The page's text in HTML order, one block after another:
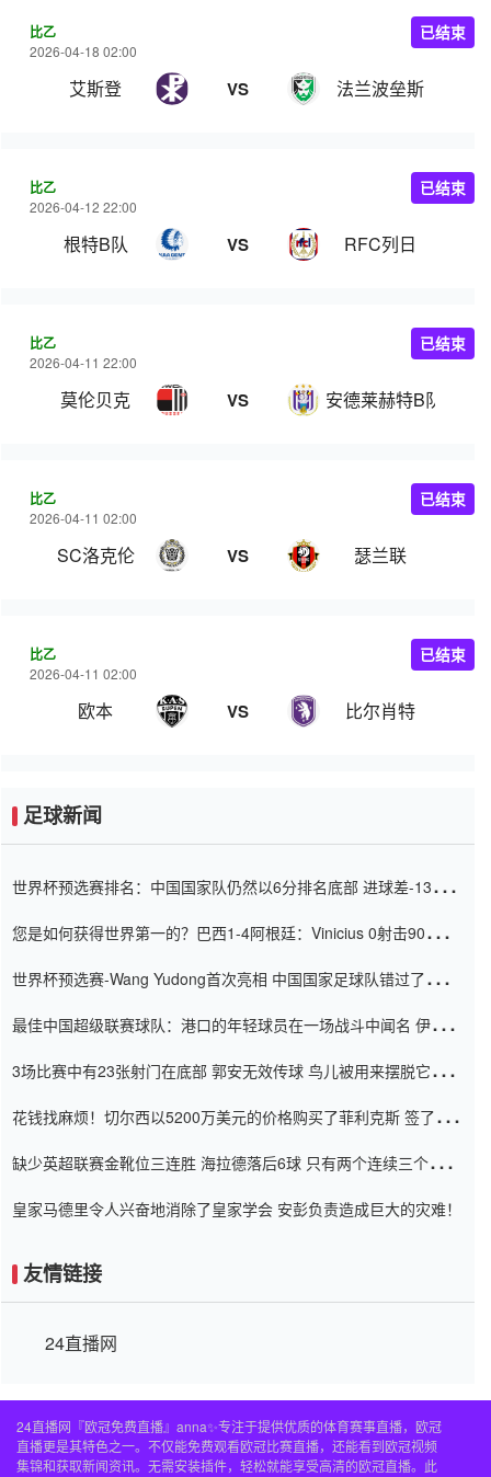
比乙
2026-04-18 02:00
艾斯登 VS 法兰波垒斯
已结束
比乙
2026-04-12 22:00
根特B队 VS RFC列日
已结束
比乙
2026-04-11 22:00
莫伦贝克 VS 安德莱赫特B队
已结束
比乙
2026-04-11 02:00
SC洛克伦 VS 瑟兰联
已结束
比乙
2026-04-11 02:00
欧本 VS 比尔肖特
已结束
足球新闻
世界杯预选赛排名：中国国家队仍然以6分排名底部 进球差-13令人
您是如何获得世界第一的？巴西1-4阿根廷：Vinicius 0射击90分钟
世界杯预选赛-Wang Yudong首次亮相 中国国家足球队错过了世界
最佳中国超级联赛球队：港口的年轻球员在一场战斗中闻名 伊万放
3场比赛中有23张射门在底部 郭安无效传球 鸟儿被用来摆脱它
花钱找麻烦！切尔西以5200万美元的价格购买了菲利克斯 签了7年
缺少英超联赛金靴位三连胜 海拉德落后6球 只有两个连续三个连续
皇家马德里令人兴奋地消除了皇家学会 安彭负责造成巨大的灾难！
友情链接
24直播网
24直播网『欧冠免费直播』anna✨专注于提供优质的体育赛事直播，欧冠
直播更是其特色之一。不仅能免费观看欧冠比赛直播，还能看到欧冠视频
集锦和获取新闻资讯。无需安装插件，轻松就能享受高清的欧冠直播。此